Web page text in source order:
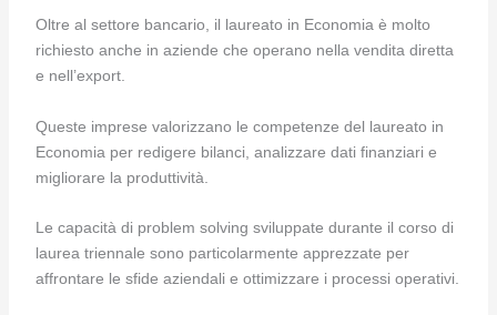
Oltre al settore bancario, il laureato in Economia è molto
richiesto anche in aziende che operano nella vendita diretta
e nell’export.
Queste imprese valorizzano le competenze del laureato in
Economia per redigere bilanci, analizzare dati finanziari e
migliorare la produttività.
Le capacità di problem solving sviluppate durante il corso di
laurea triennale sono particolarmente apprezzate per
affrontare le sfide aziendali e ottimizzare i processi operativi.